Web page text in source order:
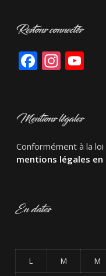
Restons connectés
Mentions légales
Conformément à la loi
mentions légales
En dates
L M M